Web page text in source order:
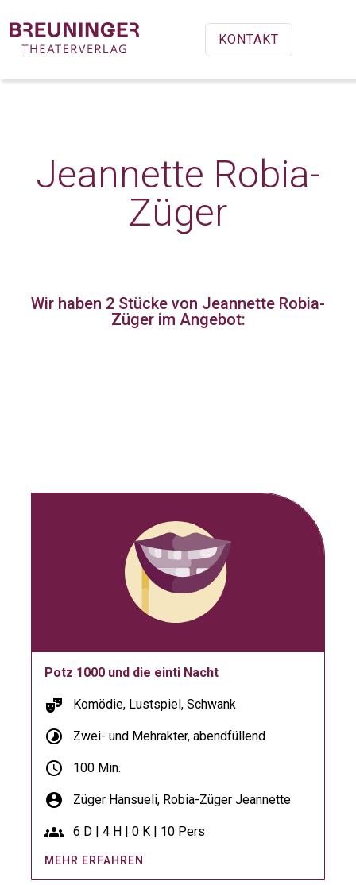
KONTAKT
Jeannette Robia-
Züger
Wir haben 2 Stücke von Jeannette Robia-
Züger im Angebot:
Potz 1000 und die einti Nacht
theater_comedy Komödie, Lustspiel, Schwank
timelapse Zwei- und Mehrakter, abendfüllend
schedule 100 Min.
account_circle Züger Hansueli,Robia-Züger Jeannette
groups 6 D | 4 H | 0 K | 10 Pers
MEHR ERFAHREN